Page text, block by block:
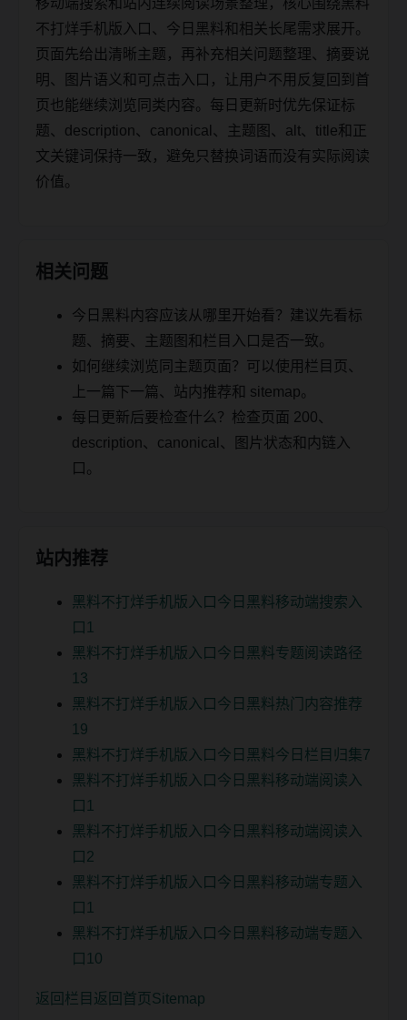
不打烊手机版入口、今日黑料和相关长尾需求展开。
页面先给出清晰主题，再补充相关问题整理、摘要说
明、图片语义和可点击入口，让用户不用反复回到首
页也能继续浏览同类内容。每日更新时优先保证标
题、description、canonical、主题图、alt、title和正
文关键词保持一致，避免只替换词语而没有实际阅读
价值。
相关问题
今日黑料内容应该从哪里开始看？建议先看标
题、摘要、主题图和栏目入口是否一致。
如何继续浏览同主题页面？可以使用栏目页、
上一篇下一篇、站内推荐和 sitemap。
每日更新后要检查什么？检查页面 200、
description、canonical、图片状态和内链入
口。
站内推荐
黑料不打烊手机版入口今日黑料移动端搜索入
口1
黑料不打烊手机版入口今日黑料专题阅读路径
13
黑料不打烊手机版入口今日黑料热门内容推荐
19
黑料不打烊手机版入口今日黑料今日栏目归集7
黑料不打烊手机版入口今日黑料移动端阅读入
口1
黑料不打烊手机版入口今日黑料移动端阅读入
口2
黑料不打烊手机版入口今日黑料移动端专题入
口1
黑料不打烊手机版入口今日黑料移动端专题入
口10
返回栏目 返回首页 Sitemap